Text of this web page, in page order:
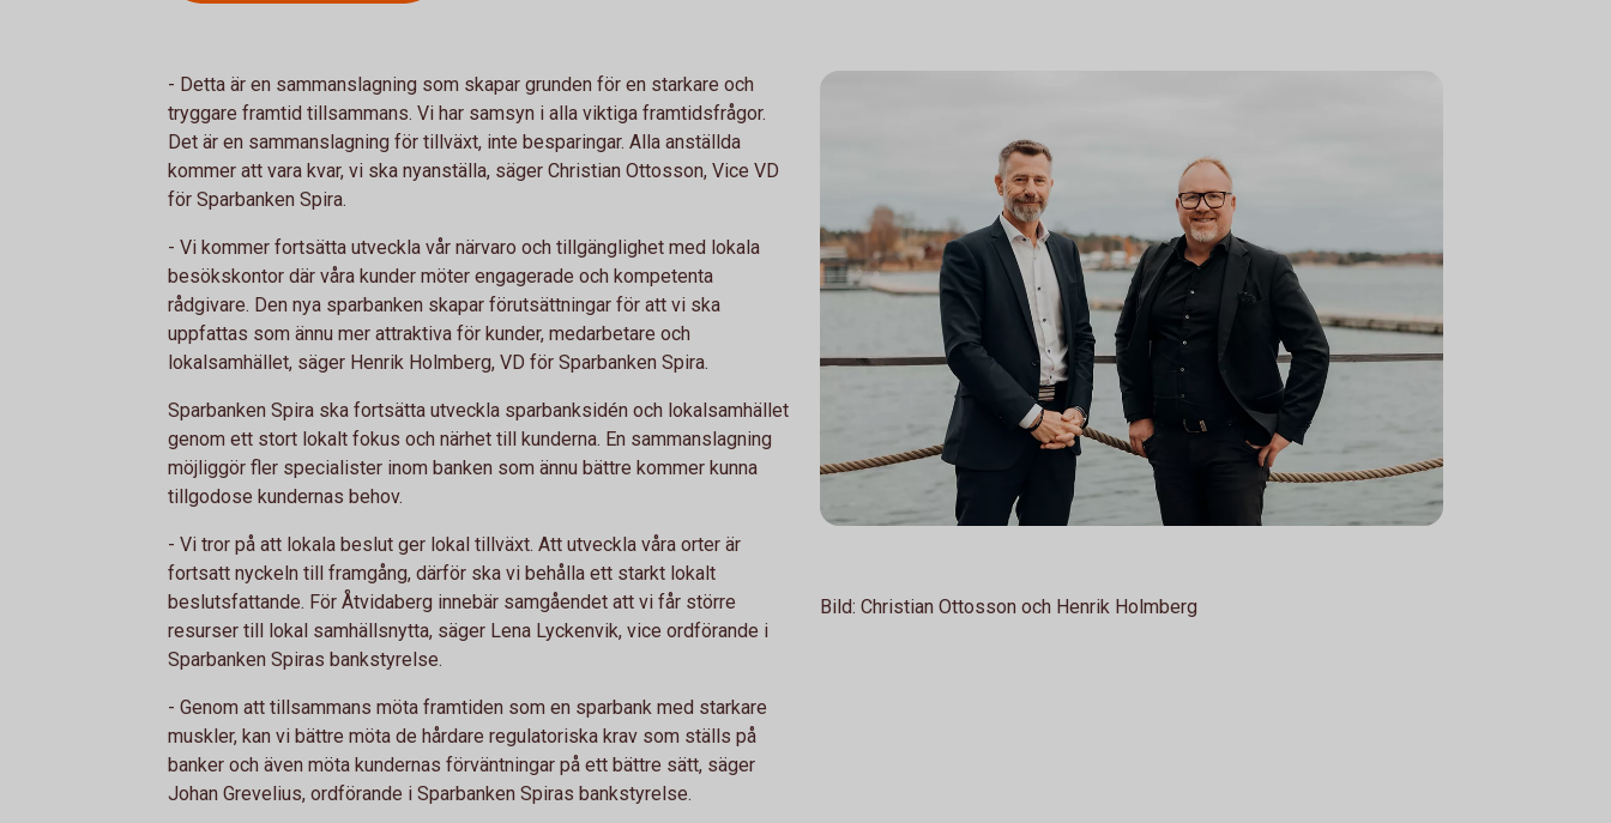
- Detta är en sammanslagning som skapar grunden för en starkare och
tryggare framtid tillsammans. Vi har samsyn i alla viktiga framtidsfrågor.
Det är en sammanslagning för tillväxt, inte besparingar. Alla anställda
kommer att vara kvar, vi ska nyanställa, säger Christian Ottosson, Vice VD
för Sparbanken Spira.
- Vi kommer fortsätta utveckla vår närvaro och tillgänglighet med lokala
besökskontor där våra kunder möter engagerade och kompetenta
rådgivare. Den nya sparbanken skapar förutsättningar för att vi ska
uppfattas som ännu mer attraktiva för kunder, medarbetare och
lokalsamhället, säger Henrik Holmberg, VD för Sparbanken Spira.
Sparbanken Spira ska fortsätta utveckla sparbanksidén och lokalsamhället
genom ett stort lokalt fokus och närhet till kunderna. En sammanslagning
möjliggör fler specialister inom banken som ännu bättre kommer kunna
tillgodose kundernas behov.
- Vi tror på att lokala beslut ger lokal tillväxt. Att utveckla våra orter är
fortsatt nyckeln till framgång, därför ska vi behålla ett starkt lokalt
beslutsfattande. För Åtvidaberg innebär samgåendet att vi får större
resurser till lokal samhällsnytta, säger Lena Lyckenvik, vice ordförande i
Sparbanken Spiras bankstyrelse.
- Genom att tillsammans möta framtiden som en sparbank med starkare
muskler, kan vi bättre möta de hårdare regulatoriska krav som ställs på
banker och även möta kundernas förväntningar på ett bättre sätt, säger
Johan Grevelius, ordförande i Sparbanken Spiras bankstyrelse.
Bild: Christian Ottosson och Henrik Holmberg